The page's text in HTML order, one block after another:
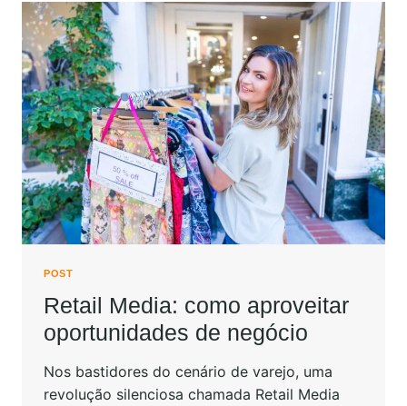
POST
Retail Media: como aproveitar
oportunidades de negócio
Nos bastidores do cenário de varejo, uma
revolução silenciosa chamada Retail Media